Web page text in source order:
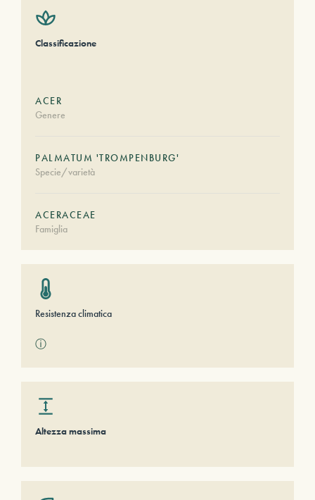
Classificazione
ACER
Genere
PALMATUM 'TROMPENBURG'
Specie/varietà
ACERACEAE
Famiglia
Resistenza climatica
ⓘ
Altezza massima